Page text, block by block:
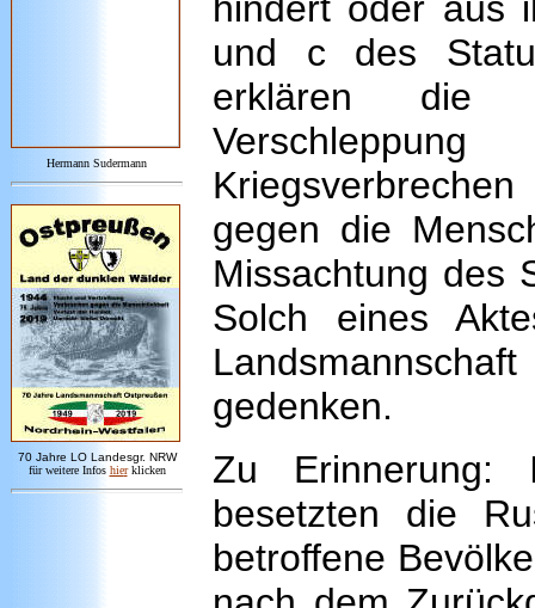
Hermann Sudermann
70 Jahre LO Landesgr. NRW
für weitere Infos hier klicken
und c des
erklären die
gegen die
Missachtung des
Solch eines
gedenken.
Zu
besetzten die
betroffene